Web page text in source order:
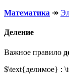
Математика ↠
Деление
Важное правило
$\text{делимое} :